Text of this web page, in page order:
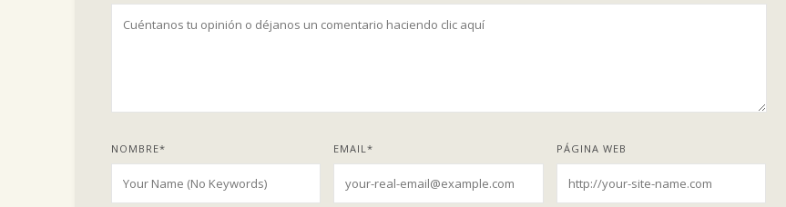
NOMBRE* EMAIL* PÁGINA WEB